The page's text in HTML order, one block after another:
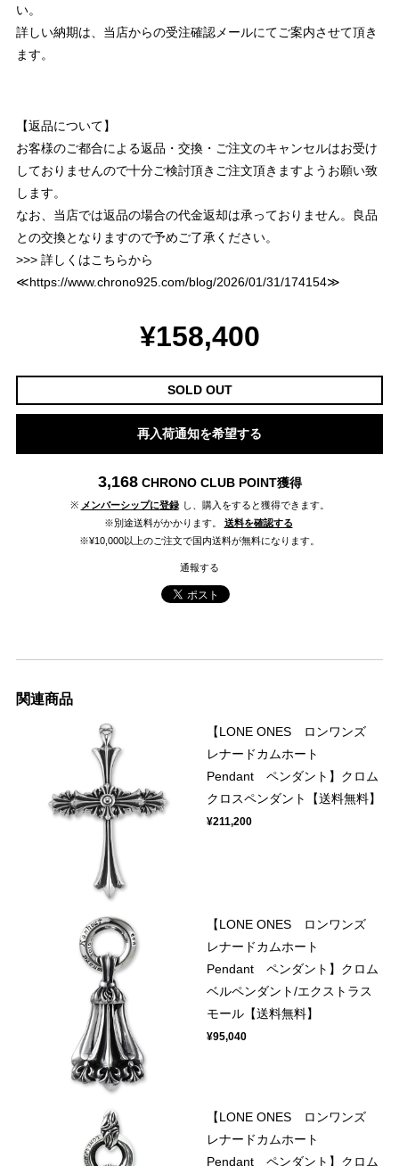
い。
詳しい納期は、当店からの受注確認メールにてご案内させて頂き
ます。
【返品について】
お客様のご都合による返品・交換・ご注文のキャンセルはお受け
しておりませんので十分ご検討頂きご注文頂きますようお願い致
します。
なお、当店では返品の場合の代金返却は承っておりません。良品
との交換となりますので予めご了承ください。
>>> 詳しくはこちらから
≪https://www.chrono925.com/blog/2026/01/31/174154≫
¥158,400
SOLD OUT
再入荷通知を希望する
3,168 CHRONO CLUB POINT獲得
※ メンバーシップに登録 し、購入をすると獲得できます。
※別途送料がかかります。
送料を確認する
※¥10,000以上のご注文で国内送料が無料になります。
通報する
関連商品
【LONE ONES ロンワンズ
レナードカムホート
Pendant ペンダント】クロム
クロスペンダント【送料無料】
¥211,200
【LONE ONES ロンワンズ
レナードカムホート
Pendant ペンダント】クロム
ベルペンダント/エクストラス
モール【送料無料】
¥95,040
【LONE ONES ロンワンズ
レナードカムホート
Pendant ペンダント】クロム